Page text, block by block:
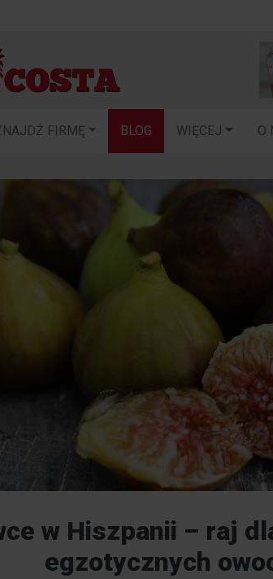
FIRMĘ BLOG WIĘCEJ O
w Hiszpanii – raj
egzotycznych